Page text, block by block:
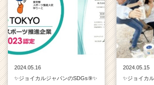
2024.05.16
✨ジョイカルジャパンのSDGs⑨✨
2024.05.15
✨ジョイカ